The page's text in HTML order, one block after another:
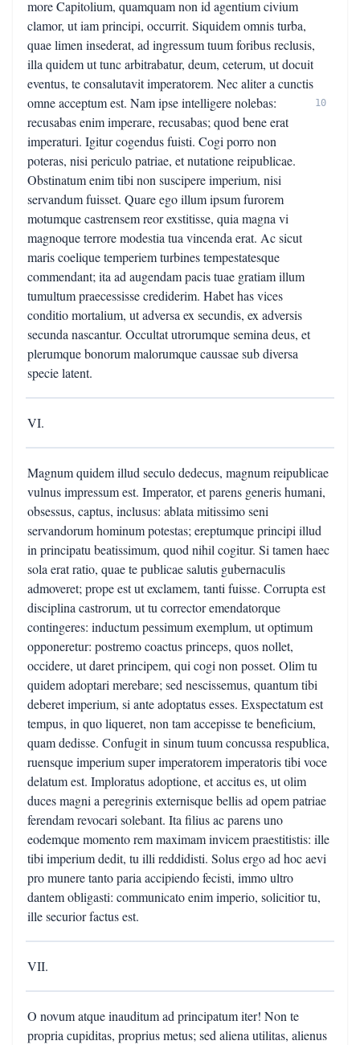
more Capitolium, quamquam non id agentium civium
clamor, ut iam principi, occurrit. Siquidem omnis turba,
quae limen insederat, ad ingressum tuum foribus reclusis,
illa quidem ut tunc arbitrabatur, deum, ceterum, ut docuit
eventus, te consalutavit imperatorem. Nec aliter a cunctis
omne acceptum est. Nam ipse intelligere nolebas:
recusabas enim imperare, recusabas; quod bene erat
imperaturi. Igitur cogendus fuisti. Cogi porro non
poteras, nisi periculo patriae, et nutatione reipublicae.
Obstinatum enim tibi non suscipere imperium, nisi
servandum fuisset. Quare ego illum ipsum furorem
motumque castrensem reor exstitisse, quia magna vi
magnoque terrore modestia tua vincenda erat. Ac sicut
maris coelique temperiem turbines tempestatesque
commendant; ita ad augendam pacis tuae gratiam illum
tumultum praecessisse crediderim. Habet has vices
conditio mortalium, ut adversa ex secundis, ex adversis
secunda nascantur. Occultat utrorumque semina deus, et
plerumque bonorum malorumque caussae sub diversa
specie latent.
10
VI.
Magnum quidem illud seculo dedecus, magnum reipublicae
vulnus impressum est. Imperator, et parens generis humani,
obsessus, captus, inclusus: ablata mitissimo seni
servandorum hominum potestas; ereptumque principi illud
in principatu beatissimum, quod nihil cogitur. Si tamen haec
sola erat ratio, quae te publicae salutis gubernaculis
admoveret; prope est ut exclamem, tanti fuisse. Corrupta est
disciplina castrorum, ut tu corrector emendatorque
contingeres: inductum pessimum exemplum, ut optimum
opponeretur: postremo coactus princeps, quos nollet,
occidere, ut daret principem, qui cogi non posset. Olim tu
quidem adoptari merebare; sed nescissemus, quantum tibi
deberet imperium, si ante adoptatus esses. Exspectatum est
tempus, in quo liqueret, non tam accepisse te beneficium,
quam dedisse. Confugit in sinum tuum concussa respublica,
ruensque imperium super imperatorem imperatoris tibi voce
delatum est. Imploratus adoptione, et accitus es, ut olim
duces magni a peregrinis externisque bellis ad opem patriae
ferendam revocari solebant. Ita filius ac parens uno
eodemque momento rem maximam invicem praestitistis: ille
tibi imperium dedit, tu illi reddidisti. Solus ergo ad hoc aevi
pro munere tanto paria accipiendo fecisti, immo ultro
dantem obligasti: communicato enim imperio, solicitior tu,
ille securior factus est.
VII.
O novum atque inauditum ad principatum iter! Non te
propria cupiditas, proprius metus; sed aliena utilitas, alienus